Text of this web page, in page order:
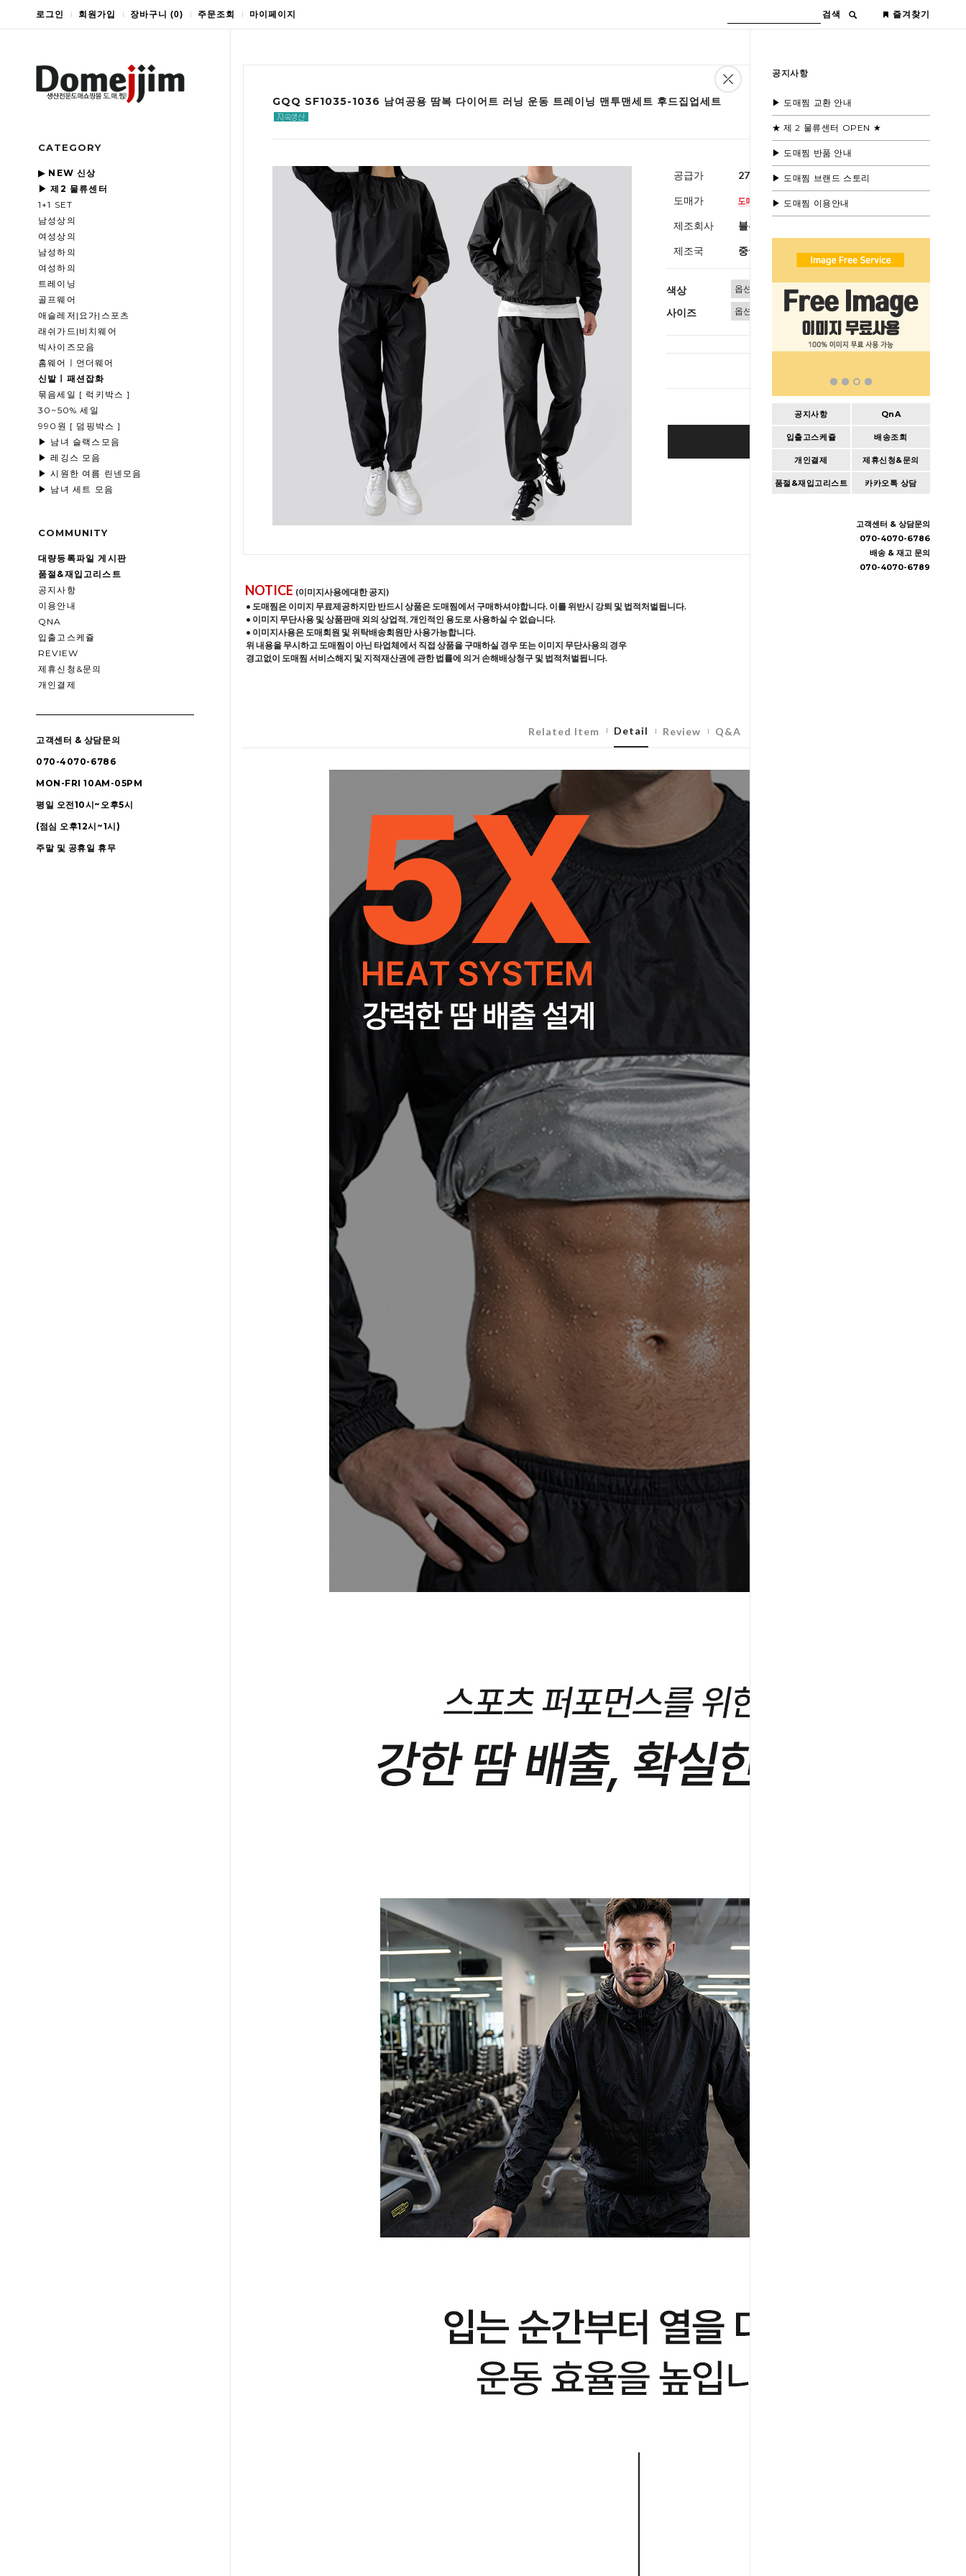
로그인 회원가입 장바구니 (0) 주문조회 마이페이지 검색 즐겨찾기
CATEGORY
▶ NEW 신상
▶ 제2 물류센터
1+1 SET
남성상의
여성상의
남성하의
여성하의
트레이닝
골프웨어
애슬레저|요가|스포츠
래쉬가드|비치웨어
빅사이즈모음
홈웨어ㅣ언더웨어
신발ㅣ패션잡화
묶음세일 [ 럭키박스 ]
30~50% 세일
990원 [ 덤핑박스 ]
▶ 남녀 슬랙스모음
▶ 레깅스 모음
▶ 시원한 여름 린넨모음
▶ 남녀 세트 모음
COMMUNITY
대량등록파일 게시판
품절&재입고리스트
공지사항
이용안내
QNA
입출고스케쥴
REVIEW
제휴신청&문의
개인결제
고객센터 & 상담문의
070-4070-6786
MON-FRI 10AM-05PM
평일 오전10시~오후5시
(점심 오후12시~1시)
주말 및 공휴일 휴무
공지사항
▶ 도매찜 교환 안내
★ 제 2 물류센터 OPEN ★
▶ 도매찜 반품 안내
▶ 도매찜 브랜드 스토리
▶ 도매찜 이용안내
공지사항 QnA
입출고스케쥴 배송조회
개인결제 제휴신청&문의
품절&재입고리스트 카카오톡 상담
고객센터 & 상담문의
070-4070-6786
배송 & 재고 문의
070-4070-6789
GQQ SF1035-1036 남여공용 땀복 다이어트 러닝 운동 트레이닝 맨투맨세트 후드집업세트
공급가 27,600원(부가세별도)
도매가
제조회사 블루모드 제휴사
제조국 중국
색상
사이즈
BUY IT NOW
Cart Wishlist
NOTICE (이미지사용에대한 공지)
• 도매찜은 이미지 무료제공하지만 반드시 상품은 도매찜에서 구매하셔야합니다. 이를 위반시 강퇴 및 법적처벌됩니다.
• 이미지 무단사용 및 상품판매 외의 상업적, 개인적인 용도로 사용하실 수 없습니다.
• 이미지사용은 도매회원 및 위탁배송회원만 사용가능합니다.
위 내용을 무시하고 도매찜이 아닌 타업체에서 직접 상품을 구매하실 경우 또는 이미지 무단사용의 경우
경고없이 도매찜 서비스해지 및 지적재산권에 관한 법률에 의거 손해배상청구 및 법적처벌됩니다.
Related Item Detail Review Q&A